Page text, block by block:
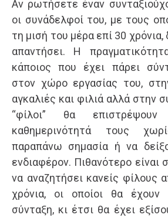
Αν ρωτήσετε έναν
οι συνάδελφοί του, με τους
τη μισή του μέρα επί 30 χρόνια,
απαντήσει. Η
κάποιος που έχει πάρει
στον χώρο εργασίας του,
αγκαλιές και φιλιά αλλά στην
“φίλοι” θα
καθημερινότητά τους
παραπάνω σημασία ή να
ενδιαφέρον. Πιθανότερο είναι
να αναζητήσει κανείς φίλους
χρόνια, οι οποίοι θα έχουν
σύνταξη, κι έτσι θα έχει